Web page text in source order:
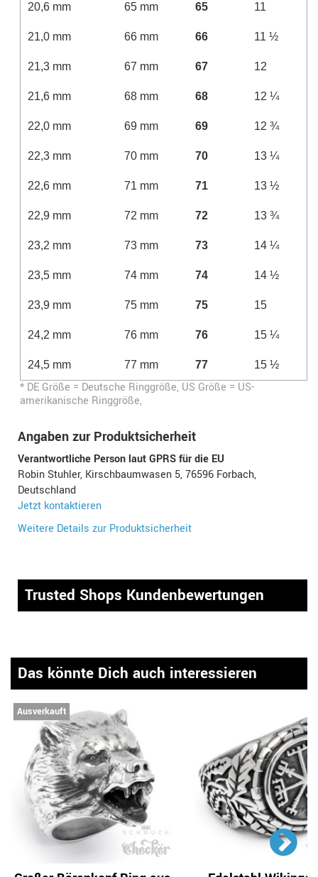
20,6 mm 65 mm 65 11
21,0 mm 66 mm 66 11 ½
21,3 mm 67 mm 67 12
21,6 mm 68 mm 68 12 ¼
22,0 mm 69 mm 69 12 ¾
22,3 mm 70 mm 70 13 ¼
22,6 mm 71 mm 71 13 ½
22,9 mm 72 mm 72 13 ¾
23,2 mm 73 mm 73 14 ¼
23,5 mm 74 mm 74 14 ½
23,9 mm 75 mm 75 15
24,2 mm 76 mm 76 15 ¼
24,5 mm 77 mm 77 15 ½
* DE Größe = Deutsche Ringgröße, US Größe = US-
amerikanische Ringgröße,
Angaben zur Produktsicherheit
Verantwortliche Person laut GPRS für die EU
Robin Stuhler, Kirschbaumwasen 5, 76596 Forbach,
Deutschland
Jetzt kontaktieren
Weitere Details zur Produktsicherheit
Trusted Shops Kundenbewertungen
Das könnte Dich auch interessieren
Ausverkauft